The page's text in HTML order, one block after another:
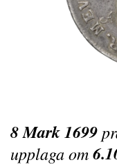
8 Mark 1699
upplaga om